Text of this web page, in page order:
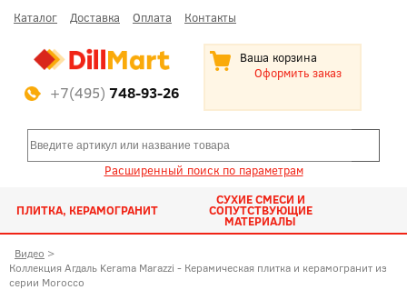
Каталог Доставка Оплата Контакты
+7(495) 748-93-26
Ваша корзина
Оформить заказ
Расширенный поиск по параметрам
ПЛИТКА, КЕРАМОГРАНИТ
СУХИЕ СМЕСИ И
СОПУТСТВУЮЩИЕ
МАТЕРИАЛЫ
Видео >
Коллекция Агдаль Kerama Marazzi - Керамическая плитка и керамогранит из
серии Morocco